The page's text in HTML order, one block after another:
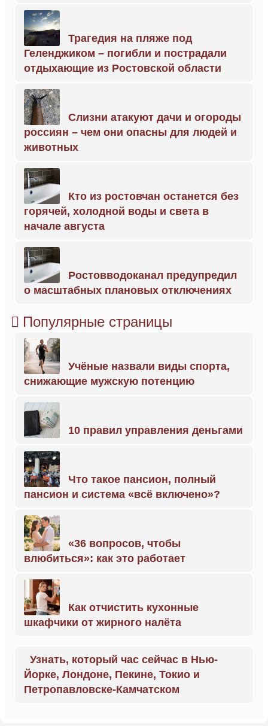
Трагедия на пляже под
Геленджиком – погибли и пострадали
отдыхающие из Ростовской области
Слизни атакуют дачи и огороды
россиян – чем они опасны для людей и
животных
Кто из ростовчан останется без
горячей, холодной воды и света в
начале августа
Ростовводоканал предупредил
о масштабных плановых отключениях
Популярные страницы
Учёные назвали виды спорта,
снижающие мужскую потенцию
10 правил управления деньгами
Что такое пансион, полный
пансион и система «всё включено»?
«36 вопросов, чтобы
влюбиться»: как это работает
Как отчистить кухонные
шкафчики от жирного налёта
Узнать, который час сейчас в Нью-
Йорке, Лондоне, Пекине, Токио и
Петропавловске-Камчатском